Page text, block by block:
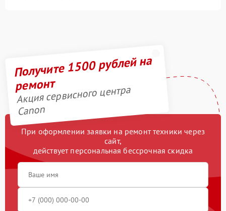
Получите 1500 рублей на
ремонт
Акция сервисного центра
Canon
При оформлении заявки на ремонт техники через
сайт,
действует персональная бессрочная скидка